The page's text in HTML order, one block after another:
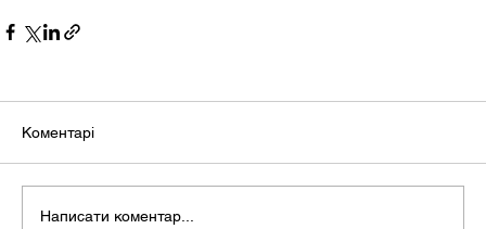
Коментарі
Написати коментар...